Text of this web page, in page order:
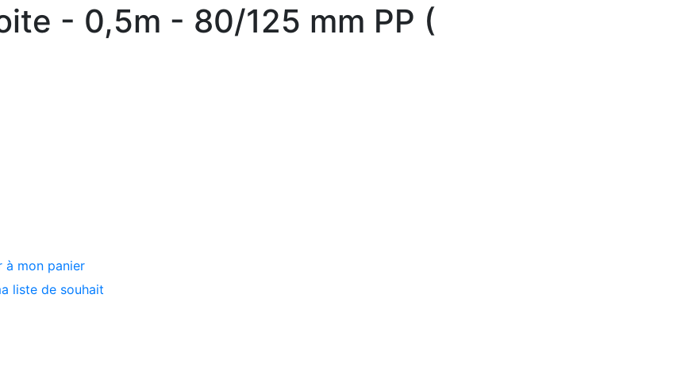
- 0,5m - 80/125 mm PP (
à mon panier
liste de souhait